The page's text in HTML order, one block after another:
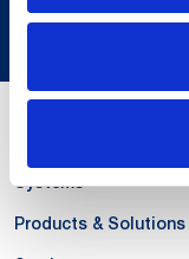
Systems
Products & Solutions